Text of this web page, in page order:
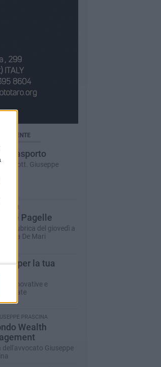
RECENTE
d'asporto
del dott. Giuseppe
MARI
Pagelle
rubrica del giovedì a
Lucia De Mari
per la tua
innovative e
PRASCINA
Wealth
dell'avvocato Giuseppe